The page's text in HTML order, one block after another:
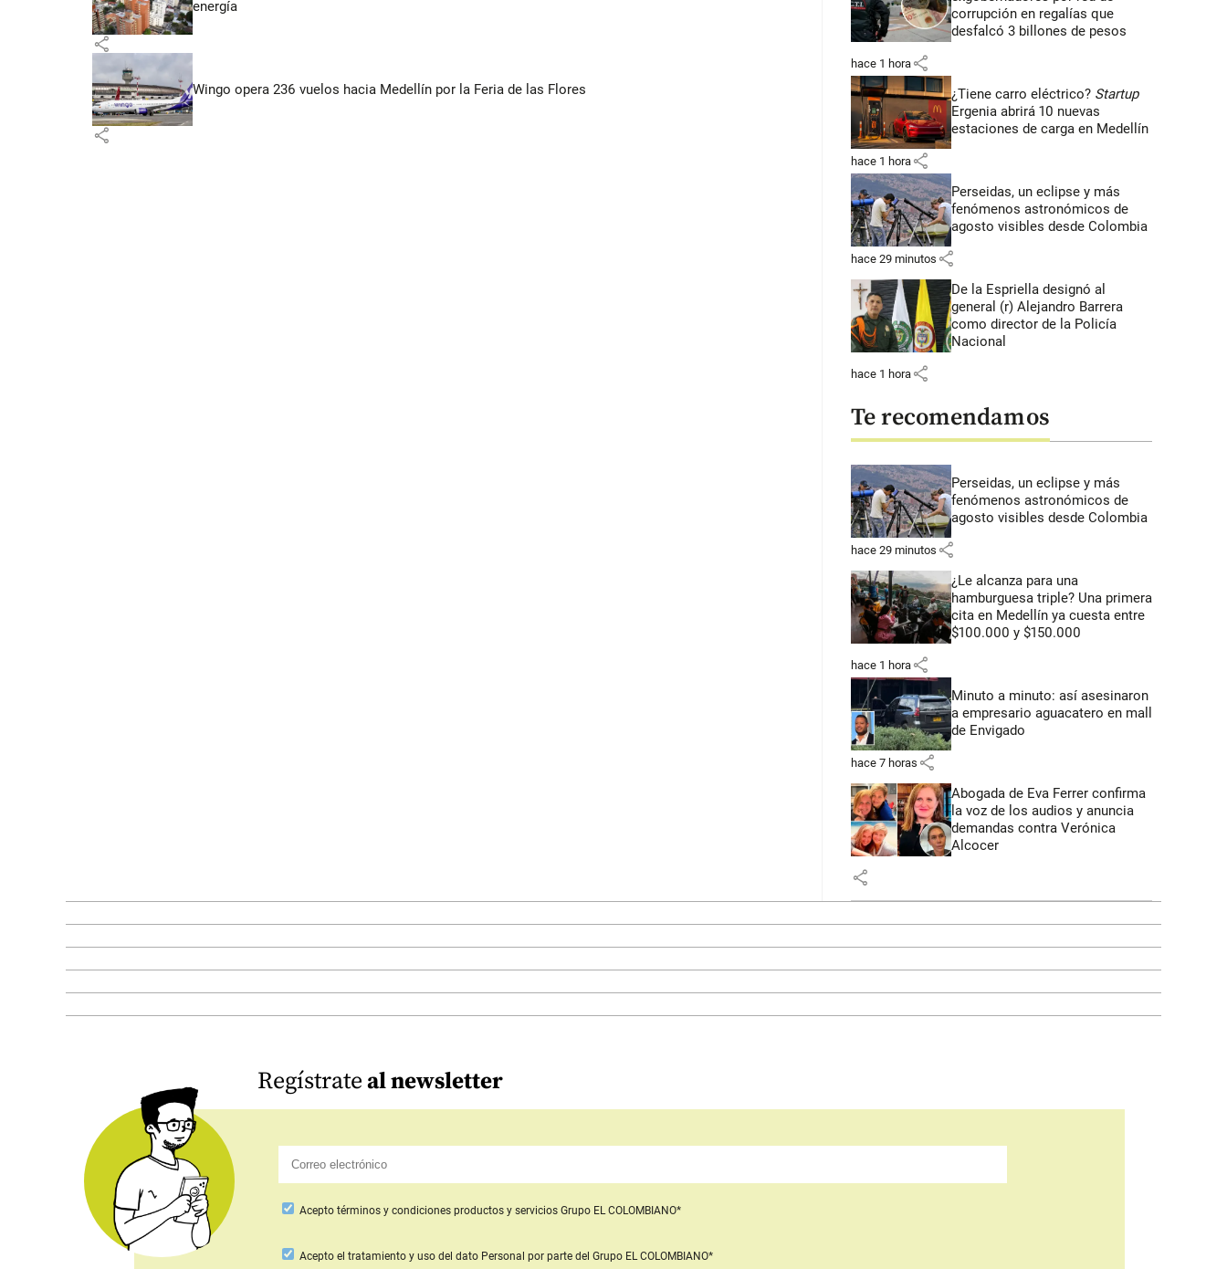
energía
share
Wingo opera 236 vuelos hacia Medellín por la Feria de las Flores
share
corrupción en regalías que
desfalcó 3 billones de pesos
hace 1 hora share
¿Tiene carro eléctrico? Startup
Ergenia abrirá 10 nuevas
estaciones de carga en Medellín
hace 1 hora share
Perseidas, un eclipse y más
fenómenos astronómicos de
agosto visibles desde Colombia
hace 29 minutos share
De la Espriella designó al
general (r) Alejandro Barrera
como director de la Policía
Nacional
hace 1 hora share
Te recomendamos
Perseidas, un eclipse y más
fenómenos astronómicos de
agosto visibles desde Colombia
hace 29 minutos share
¿Le alcanza para una
hamburguesa triple? Una primera
cita en Medellín ya cuesta entre
$100.000 y $150.000
hace 1 hora share
Minuto a minuto: así asesinaron
a empresario aguacatero en mall
de Envigado
hace 7 horas share
Abogada de Eva Ferrer confirma
la voz de los audios y anuncia
demandas contra Verónica
Alcocer
share
Regístrateal newsletter
Acepto términos y condiciones productos y servicios Grupo EL COLOMBIANO*
Aceptoel tratamiento y uso del dato Personal por parte del Grupo EL COLOMBIANO*